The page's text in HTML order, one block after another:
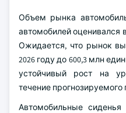
Объем рынка
автомобилей оценивался
Ожидается, что рынок
2026 году до 600,3 млн
устойчивый рост на
течение прогнозируемого
Автомобильные